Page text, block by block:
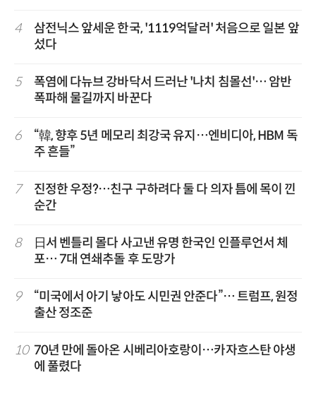
4
삼전닉스 앞세운 한국, '1119억달러' 처음으로 일본 앞
섰다
5
폭염에 다뉴브 강바닥서 드러난 '나치 침몰선'… 암반
폭파해 물길까지 바꾼다
6
“韓, 향후 5년 메모리 최강국 유지…엔비디아, HBM 독
주 흔들”
7
진정한 우정?…친구 구하려다 둘 다 의자 틈에 목이 낀
순간
8
日서 벤틀리 몰다 사고낸 유명 한국인 인플루언서 체
포… 7대 연쇄추돌 후 도망가
9
“미국에서 아기 낳아도 시민권 안준다”… 트럼프, 원정
출산 정조준
10 70년 만에 돌아온 시베리아호랑이…카자흐스탄 야생
에 풀렸다